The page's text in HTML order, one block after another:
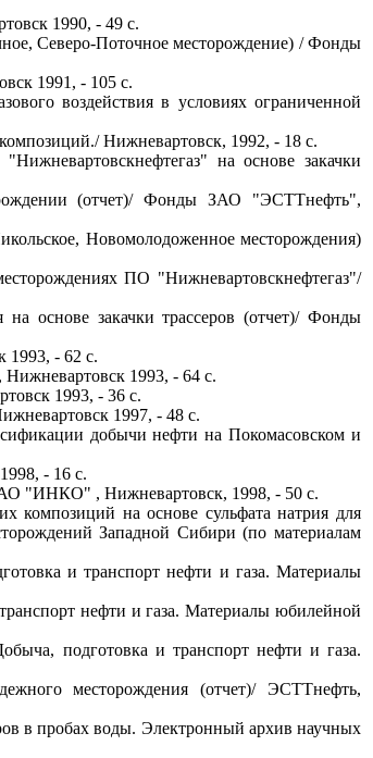
1990, - 49 с.
Северо-Поточное месторождение) / Фонды
1991, - 105 с.
воздействия в условиях ограниченной
Нижневартовск, 1992, - 18 с.
на основе закачки
(отчет)/ Фонды ЗАО "ЭСТТнефть",
Новомолодоженное месторождения)
ПО "Нижневартовскнефтегаз"/
основе закачки трассеров (отчет)/ Фонды
- 62 с.
1993, - 64 с.
1993, - 36 с.
1997, - 48 с.
добычи нефти на Покомасовском и
- 16 с.
"ИНКО" , Нижневартовск, 1998, - 50 с.
на основе сульфата натрия для
Западной Сибири (по материалам
и транспорт нефти и газа. Материалы
нефти и газа. Материалы юбилейной
подготовка и транспорт нефти и газа.
месторождения (отчет)/ ЭСТТнефть,
в пробах воды. Электронный архив научных